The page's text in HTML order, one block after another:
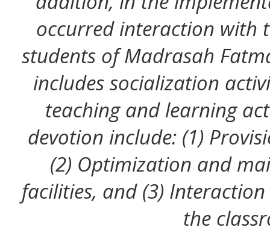
occurred interaction with
students of Madrasah
includes socialization
teaching and learning
devotion include: (1)
(2) Optimization and
facilities, and (3)
the